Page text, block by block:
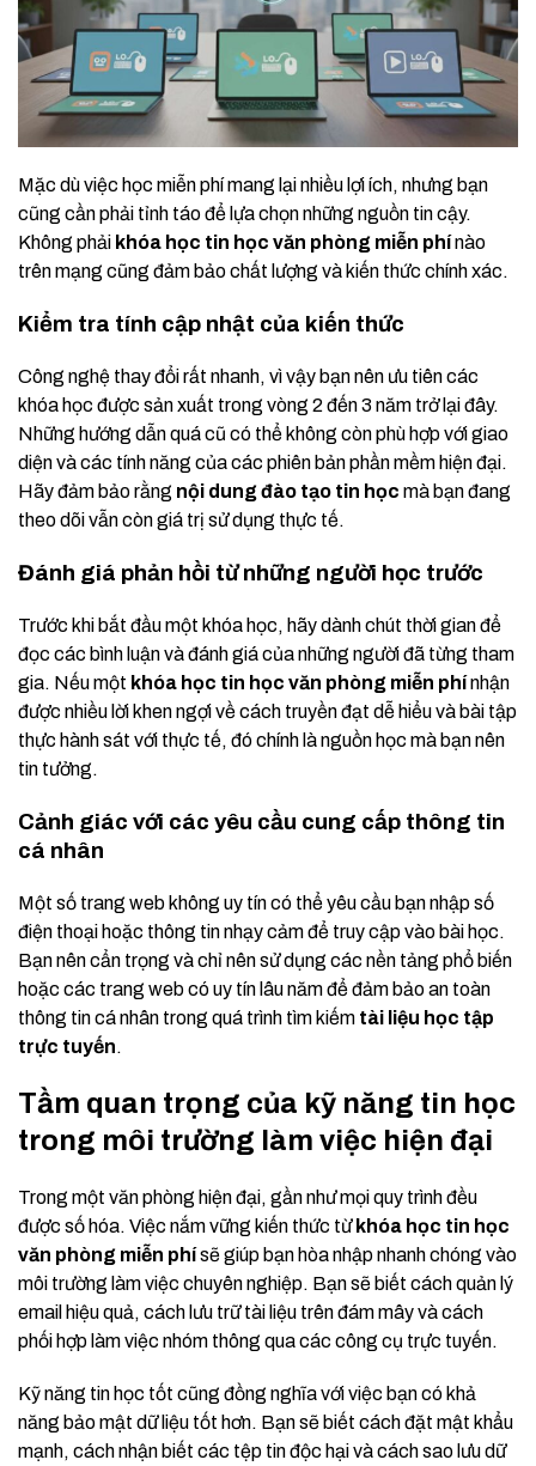
Mặc dù việc học miễn phí mang lại nhiều lợi ích, nhưng bạn
cũng cần phải tỉnh táo để lựa chọn những nguồn tin cậy.
Không phải khóa học tin học văn phòng miễn phínào
trên mạng cũng đảm bảo chất lượng và kiến thức chính xác.
Kiểm tra tính cập nhật của kiến thức
Công nghệ thay đổi rất nhanh, vì vậy bạn nên ưu tiên các
khóa học được sản xuất trong vòng 2 đến 3 năm trở lại đây.
Những hướng dẫn quá cũ có thể không còn phù hợp với giao
diện và các tính năng của các phiên bản phần mềm hiện đại.
Hãy đảm bảo rằng nội dung đào tạo tin học mà bạn đang
theo dõi vẫn còn giá trị sử dụng thực tế.
Đánh giá phản hồi từ những người học trước
Trước khi bắt đầu một khóa học, hãy dành chút thời gian để
đọc các bình luận và đánh giá của những người đã từng tham
gia. Nếu một khóa học tin học văn phòng miễn phínhận
được nhiều lời khen ngợi về cách truyền đạt dễ hiểu và bài tập
thực hành sát với thực tế, đó chính là nguồn học mà bạn nên
tin tưởng.
Cảnh giác với các yêu cầu cung cấp thông tin
cá nhân
Một số trang web không uy tín có thể yêu cầu bạn nhập số
điện thoại hoặc thông tin nhạy cảm để truy cập vào bài học.
Bạn nên cẩn trọng và chỉ nên sử dụng các nền tảng phổ biến
hoặc các trang web có uy tín lâu năm để đảm bảo an toàn
thông tin cá nhân trong quá trình tìm kiếm tài liệu học tập
trực tuyến.
Tầm quan trọng của kỹ năng tin học
trong môi trường làm việc hiện đại
Trong một văn phòng hiện đại, gần như mọi quy trình đều
được số hóa. Việc nắm vững kiến thức từ khóa học tin học
văn phòng miễn phísẽ giúp bạn hòa nhập nhanh chóng vào
môi trường làm việc chuyên nghiệp. Bạn sẽ biết cách quản lý
email hiệu quả, cách lưu trữ tài liệu trên đám mây và cách
phối hợp làm việc nhóm thông qua các công cụ trực tuyến.
Kỹ năng tin học tốt cũng đồng nghĩa với việc bạn có khả
năng bảo mật dữ liệu tốt hơn. Bạn sẽ biết cách đặt mật khẩu
mạnh, cách nhận biết các tệp tin độc hại và cách sao lưu dữ